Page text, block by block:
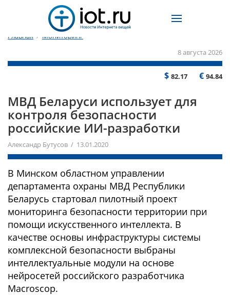
Главная / Мониторинг
8 августа 2026
$ 82.17 € 94.84
МВД Беларуси использует для
контроля безопасности
российские ИИ-разработки
Александр Бутусов / 13.01.2020
В Минском областном управлении
департамента охраны МВД Республики
Беларусь стартовал пилотный проект
мониторинга безопасности территории при
помощи искусственного интеллекта. В
качестве основы инфраструктуры системы
комплексной безопасности выбраны
интеллектуальные модули на основе
нейросетей российского разработчика
Macroscop.